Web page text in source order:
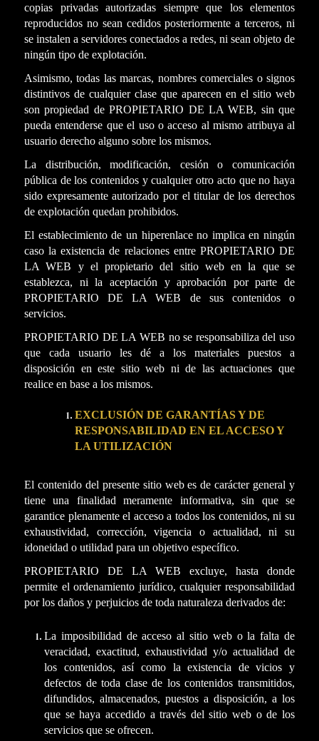
copias privadas autorizadas siempre que los elementos
reproducidos no sean cedidos posteriormente a terceros, ni
se instalen a servidores conectados a redes, ni sean objeto de
ningún tipo de explotación.
Asimismo, todas las marcas, nombres comerciales o signos
distintivos de cualquier clase que aparecen en el sitio web
son propiedad de PROPIETARIO DE LA WEB, sin que
pueda entenderse que el uso o acceso al mismo atribuya al
usuario derecho alguno sobre los mismos.
La distribución, modificación, cesión o comunicación
pública de los contenidos y cualquier otro acto que no haya
sido expresamente autorizado por el titular de los derechos
de explotación quedan prohibidos.
El establecimiento de un hiperenlace no implica en ningún
caso la existencia de relaciones entre PROPIETARIO DE
LA WEB y el propietario del sitio web en la que se
establezca, ni la aceptación y aprobación por parte de
PROPIETARIO DE LA WEB de sus contenidos o
servicios.
PROPIETARIO DE LA WEB no se responsabiliza del uso
que cada usuario les dé a los materiales puestos a
disposición en este sitio web ni de las actuaciones que
realice en base a los mismos.
EXCLUSIÓN DE GARANTÍAS Y DE
RESPONSABILIDAD EN EL ACCESO Y
LA UTILIZACIÓN
El contenido del presente sitio web es de carácter general y
tiene una finalidad meramente informativa, sin que se
garantice plenamente el acceso a todos los contenidos, ni su
exhaustividad, corrección, vigencia o actualidad, ni su
idoneidad o utilidad para un objetivo específico.
PROPIETARIO DE LA WEB excluye, hasta donde
permite el ordenamiento jurídico, cualquier responsabilidad
por los daños y perjuicios de toda naturaleza derivados de:
La imposibilidad de acceso al sitio web o la falta de
veracidad, exactitud, exhaustividad y/o actualidad de
los contenidos, así como la existencia de vicios y
defectos de toda clase de los contenidos transmitidos,
difundidos, almacenados, puestos a disposición, a los
que se haya accedido a través del sitio web o de los
servicios que se ofrecen.